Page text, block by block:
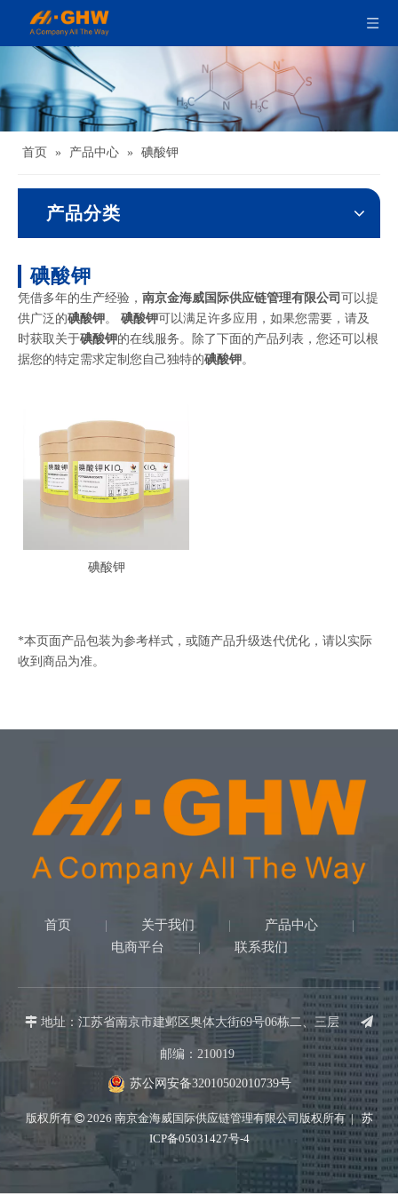
首页 » 产品中心 » 碘酸钾
产品分类
碘酸钾
凭借多年的生产经验， 南京金海威国际供应链管理有限公司 可以提
供广泛的碘酸钾。 碘酸钾可以满足许多应用，如果您需要，请及
时获取关于碘酸钾的在线服务。除了下面的产品列表，您还可以根
据您的特定需求定制您自己独特的碘酸钾。
碘酸钾
*本页面产品包装为参考样式，或随产品升级迭代优化，请以实际
收到商品为准。
首页 关于我们 产品中心
电商平台 联系我们
 地址：江苏省南京市建邺区奥体大街69号06栋二、三层
邮编：210019
苏公网安备32010502010739号
版权所有 2026 南京金海威国际供应链管理有限公司版权所有 |苏
ICP备05031427号-4